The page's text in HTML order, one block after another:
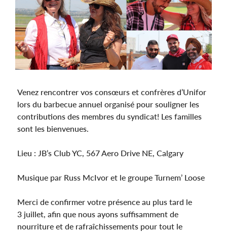
Main
Image
Venez rencontrer vos consœurs et confrères d’Unifor
lors du barbecue annuel organisé pour souligner les
contributions des membres du syndicat! Les familles
sont les bienvenues.
Lieu : JB’s Club YC, 567 Aero Drive NE, Calgary
Musique par Russ McIvor et le groupe Turnem’ Loose
Merci de confirmer votre présence au plus tard le
3 juillet, afin que nous ayons suffisamment de
nourriture et de rafraîchissements pour tout le